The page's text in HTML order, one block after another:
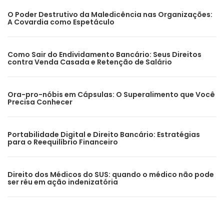
O Poder Destrutivo da Maledicência nas Organizações:
A Covardia como Espetáculo
Como Sair do Endividamento Bancário: Seus Direitos
contra Venda Casada e Retenção de Salário
Ora-pro-nóbis em Cápsulas: O Superalimento que Você
Precisa Conhecer
Portabilidade Digital e Direito Bancário: Estratégias
para o Reequilíbrio Financeiro
Direito dos Médicos do SUS: quando o médico não pode
ser réu em ação indenizatória